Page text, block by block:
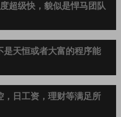
超级快，貌似是悍马团队
是天恒或者大富的程序能
，日工资，理财等满足所